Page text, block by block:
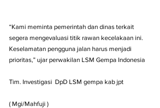
“Kami meminta pemerintah dan dinas terkait
segera mengevaluasi titik rawan kecelakaan ini.
Keselamatan pengguna jalan harus menjadi
prioritas,” ujar perwakilan LSM Gempa Indonesia
Tim. Investigasi  DpD LSM gempa kab jpt
( Mgi/Mahfuji )